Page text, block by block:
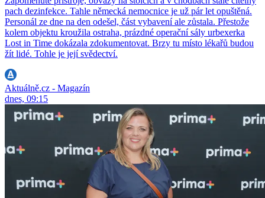
pach dezinfekce. Tahle německá nemocnice je už pár let opuštěná.
Personál ze dne na den odešel, část vybavení ale zůstala. Přestože
kolem objektu kroužila ostraha, prázdné operační sály urbexerka
Lost in Time dokázala zdokumentovat. Brzy tu místo lékařů budou
žít lidé. Tohle je její svědectví.
Aktuálně.cz - Magazín
dnes, 09:15